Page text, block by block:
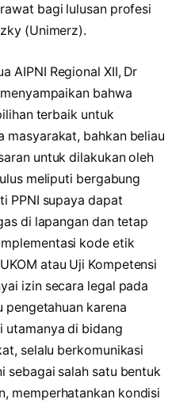
bagi lulusan profesi
(Unimerz).
AIPNI Regional XII, Dr
bahwa
terbaik untuk
masyarakat, bahkan beliau
untuk dilakukan oleh
meliputi bergabung
PPNI supaya dapat
di lapangan dan tetap
kode etik
atau Uji Kompetensi
izin secara legal pada
pengetahuan karena
utamanya di bidang
selalu berkomunikasi
sebagai salah satu bentuk
memperhatankan kondisi